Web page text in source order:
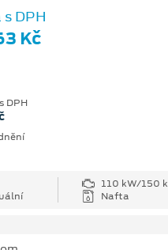
DPH
Kč
DPH
110 kW/150 k
Nafta